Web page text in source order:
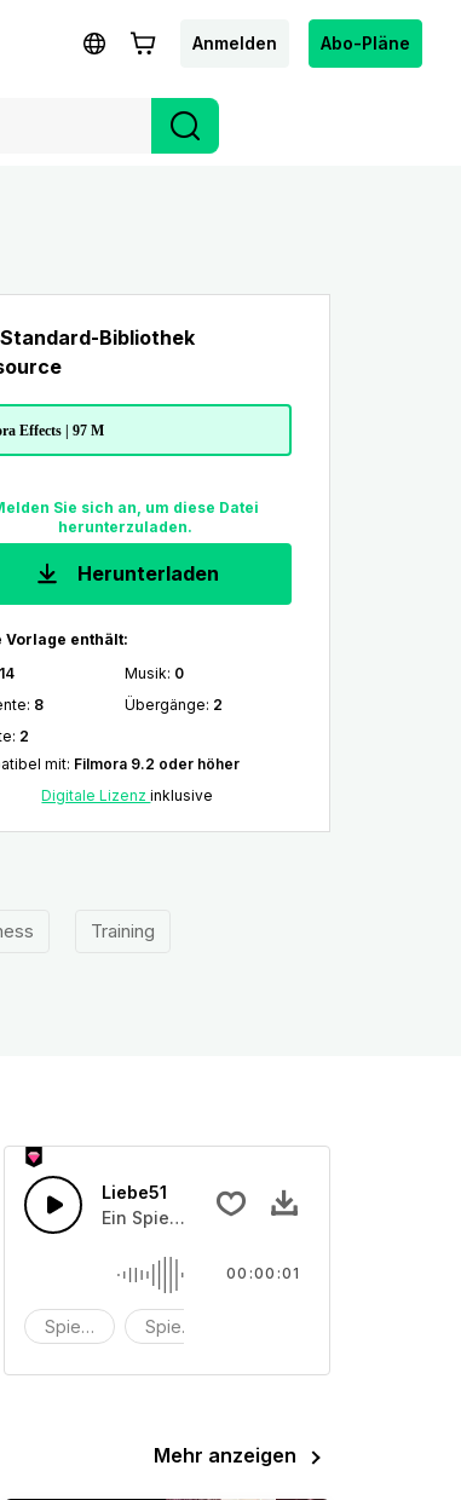
Anmelden Abo-Pläne
Standard-Bibliothek
Effects | 97 M
Sie sich an, um diese Datei
herunterzuladen.
Herunterladen
Vorlage enthält:
14 Musik: 0
: 8 Übergänge: 2
: 2
mit: Filmora 9.2 oder höher
Digitale Lizenzinklusive
Training
Liebe51
Ein Spielzeugkasten-Soundeffekt
Spielzeug Spielzeugbox
00:00:01
Mehr anzeigen